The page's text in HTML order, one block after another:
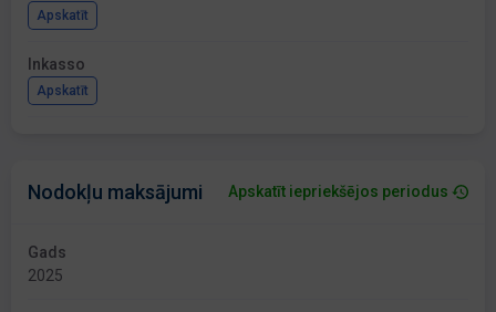
Apskatīt
Inkasso
Apskatīt
Nodokļu maksājumi Apskatīt iepriekšējos periodus
Gads
2025